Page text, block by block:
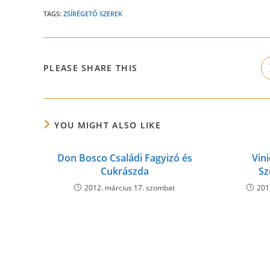
TAGS: ZSÍRÉGETŐ SZEREK
PLEASE SHARE THIS
YOU MIGHT ALSO LIKE
Don Bosco Családi Fagyizó és
Cukrászda
2012. március 17. szombat